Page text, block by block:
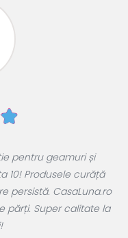
pentru geamuri și
10! Produsele curăță
persistă. CasaLuna.ro
părți. Super calitate la